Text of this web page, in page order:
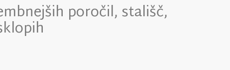
poročil, stališč,